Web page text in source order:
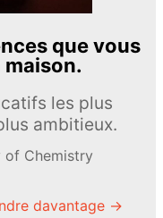
que vous
maison.
les plus
ambitieux.
of Chemistry
davantage →